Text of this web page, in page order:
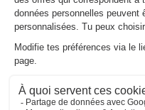
Bonà savoir
Frais de nettoyage à payer
Les frais de nettoyage
doivent être réglés sur place.
Caution payable sur place